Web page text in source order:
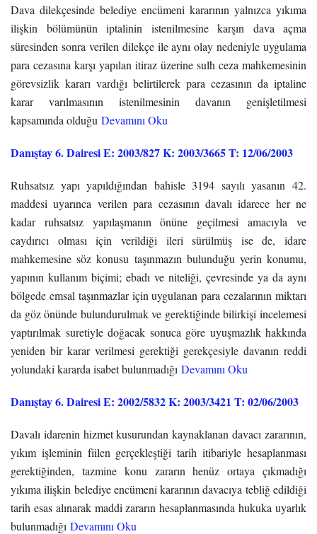
Dava dilekçesinde belediye encümeni kararının yalnızca yıkıma
ilişkin bölümünün iptalinin istenilmesine karşın dava açma
süresinden sonra verilen dilekçe ile aynı olay nedeniyle uygulama
para cezasına karşı yapılan itiraz üzerine sulh ceza mahkemesinin
görevsizlik kararı vardığı belirtilerek para cezasının da iptaline
karar varılmasının istenilmesinin davanın genişletilmesi
kapsamında olduğu Devamını Oku
Danıştay 6. Dairesi E: 2003/827 K: 2003/3665 T: 12/06/2003
Ruhsatsız yapı yapıldığından bahisle 3194 sayılı yasanın 42.
maddesi uyarınca verilen para cezasının davalı idarece her ne
kadar ruhsatsız yapılaşmanın önüne geçilmesi amacıyla ve
caydırıcı olması için verildiği ileri sürülmüş ise de, idare
mahkemesine söz konusu taşınmazın bulunduğu yerin konumu,
yapının kullanım biçimi; ebadı ve niteliği, çevresinde ya da aynı
bölgede emsal taşınmazlar için uygulanan para cezalarının miktarı
da göz önünde bulundurulmak ve gerektiğinde bilirkişi incelemesi
yaptırılmak suretiyle doğacak sonuca göre uyuşmazlık hakkında
yeniden bir karar verilmesi gerektiği gerekçesiyle davanın reddi
yolundaki kararda isabet bulunmadığı Devamını Oku
Danıştay 6. Dairesi E: 2002/5832 K: 2003/3421 T: 02/06/2003
Davalı idarenin hizmet kusurundan kaynaklanan davacı zararının,
yıkım işleminin fiilen gerçekleştiği tarih itibariyle hesaplanması
gerektiğinden, tazmine konu zararın henüz ortaya çıkmadığı
yıkıma ilişkin belediye encümeni kararının davacıya tebliğ edildiği
tarih esas alınarak maddi zararın hesaplanmasında hukuka uyarlık
bulunmadığı Devamını Oku